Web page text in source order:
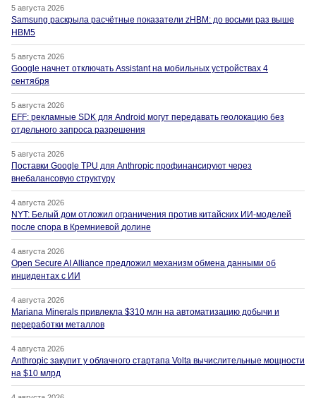
5 августа 2026
Samsung раскрыла расчётные показатели zHBM: до восьми раз выше
HBM5
5 августа 2026
Google начнет отключать Assistant на мобильных устройствах 4
сентября
5 августа 2026
EFF: рекламные SDK для Android могут передавать геолокацию без
отдельного запроса разрешения
5 августа 2026
Поставки Google TPU для Anthropic профинансируют через
внебалансовую структуру
4 августа 2026
NYT: Белый дом отложил ограничения против китайских ИИ-моделей
после спора в Кремниевой долине
4 августа 2026
Open Secure AI Alliance предложил механизм обмена данными об
инцидентах с ИИ
4 августа 2026
Mariana Minerals привлекла $310 млн на автоматизацию добычи и
переработки металлов
4 августа 2026
Anthropic закупит у облачного стартапа Volta вычислительные мощности
на $10 млрд